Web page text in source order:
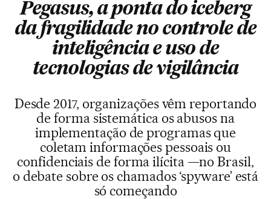
Pegasus, a ponta do iceberg
da fragilidade no controle de
inteligência e uso de
tecnologias de vigilância
Desde 2017, organizações vêm reportando
de forma sistemática os abusos na
implementação de programas que
coletam informações pessoais ou
confidenciais de forma ilícita —no Brasil,
o debate sobre os chamados ‘spyware’ está
só começando